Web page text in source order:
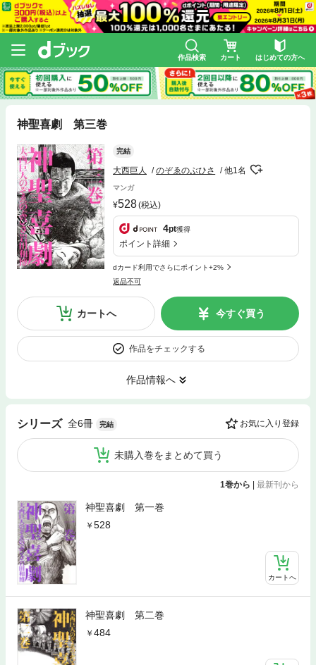
作品検索 カート はじめての方へ
神聖喜劇 第三巻
完結
大西巨人 のぞゑのぶひさ 他1名
マンガ
528(税込)
4pt獲得
ポイント詳細
dカード利用でさらにポイント+2%
返品不可
カートへ 今すぐ買う
作品をチェックする
作品情報へ
シリーズ 全6冊 完結 お気に入り登録
未購入巻をまとめて買う
1巻から 最新刊から
神聖喜劇 第一巻
528
カートへ
神聖喜劇 第二巻
484